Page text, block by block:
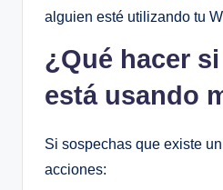
alguien esté utilizando tu
¿Qué hacer
está usando
Si sospechas que existe
acciones: